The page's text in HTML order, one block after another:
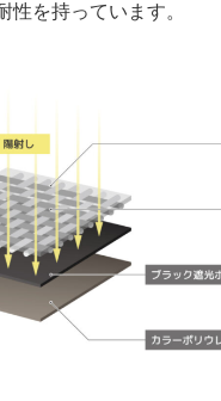
性を持っています。